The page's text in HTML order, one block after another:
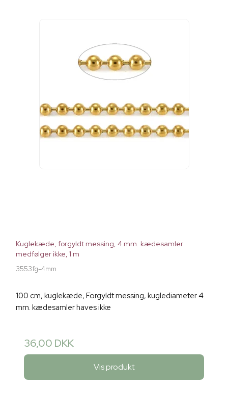
Kuglekæde, forgyldt messing, 4 mm. kædesamler
medfølger ikke, 1 m
3553fg-4mm
100 cm, kuglekæde, Forgyldt messing, kuglediameter 4
mm. kædesamler haves ikke
36,00 DKK
Vis produkt